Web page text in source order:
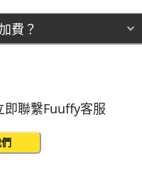
費？
即聯繫Fuuffy客服